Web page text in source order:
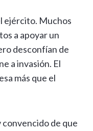
ejército. Muchos
a apoyar un
desconfían de
a invasión. El
más que el
de que